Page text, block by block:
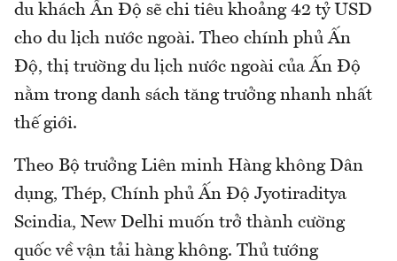
du khách Ấn Độ sẽ chi tiêu khoảng 42 tỷ USD
cho du lịch nước ngoài. Theo chính phủ Ấn
Độ, thị trường du lịch nước ngoài của Ấn Độ
nằm trong danh sách tăng trưởng nhanh nhất
thế giới.
Theo Bộ trưởng Liên minh Hàng không Dân
dụng, Thép, Chính phủ Ấn Độ Jyotiraditya
Scindia, New Delhi muốn trở thành cường
quốc về vận tải hàng không. Thủ tướng